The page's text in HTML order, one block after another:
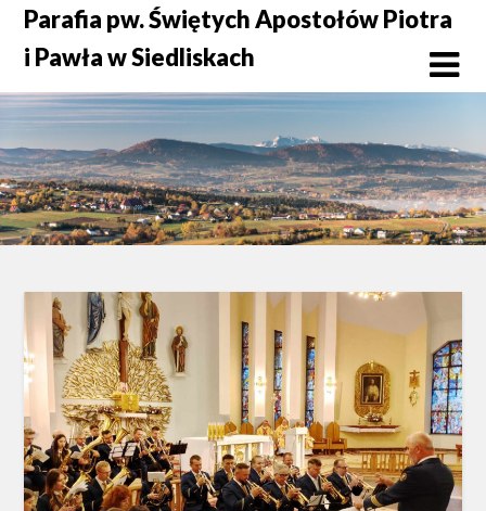
Skip
content
Parafia pw. Świętych Apostołów Piotra
i Pawła w Siedliskach